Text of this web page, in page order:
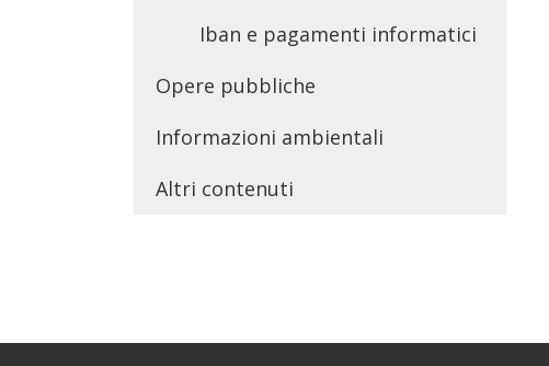
Iban e pagamenti informatici
Opere pubbliche
Informazioni ambientali
Altri contenuti